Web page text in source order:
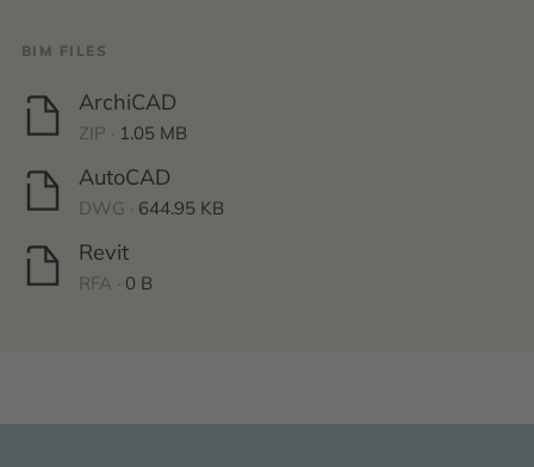
BIM FILES
ArchiCAD
ZIP · 1.05 MB
AutoCAD
DWG · 644.95 KB
Revit
RFA · 0 B